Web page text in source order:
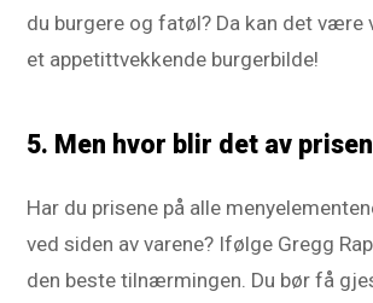
du burgere og fatøl? Da kan det være
et appetittvekkende burgerbilde!
5. Men hvor blir det av
Har du prisene på alle
ved siden av varene? Ifølge Gregg
den beste tilnærmingen. Du bør få